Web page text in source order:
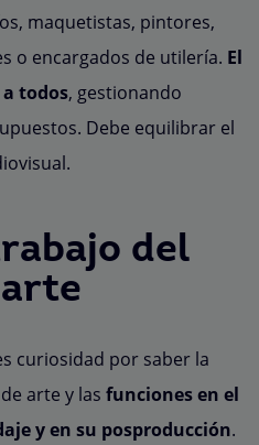
maquetistas, pintores,
o encargados de utilería. El
todos, gestionando
Debe equilibrar el
del
curiosidad por saber la
arte y las funciones en el
y en su posproducción.